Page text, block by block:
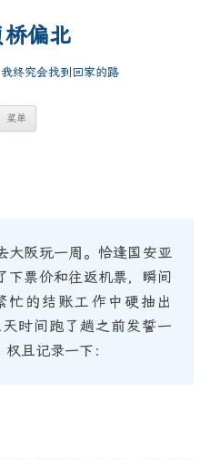
桥偏北
终究会找到回家的路
菜单
大阪玩一周。恰逢国安亚
下票价和往返机票，瞬间
忙的结账工作中硬抽出
时间跑了趟之前发誓一
且记录一下：